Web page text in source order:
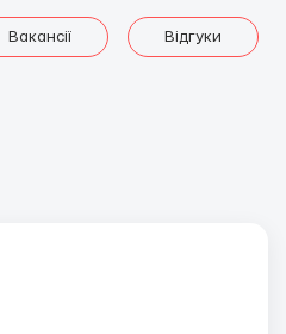
Вакансії Відгуки